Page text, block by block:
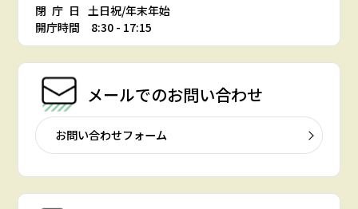
閉庁日 土日祝/年末年始
開庁時間 8:30 - 17:15
メールでのお問い合わせ
お問い合わせフォーム